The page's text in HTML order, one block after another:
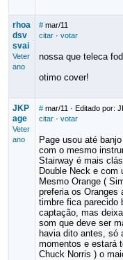
rhoa
dsv
svai
Veter
ano
# mar/11
citar· votar
nossa que teleca
otimo cover!
JKP
age
Veter
ano
# mar/11 · Editado por:
citar· votar
Page usou até
com o mesmo
Stairway é mais
Double Neck e com
Mesmo Orange (
preferia os Oranges
timbre fica parecido
captação, mas
som que deve ser
havia dito antes, só
momentos e estará
Chuck Norris ) o